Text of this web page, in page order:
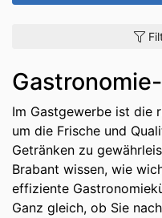
Im Gastgewerbe ist die
um die Frische und
Getränken zu
Brabant wissen, wie
effiziente
Ganz gleich, ob Sie